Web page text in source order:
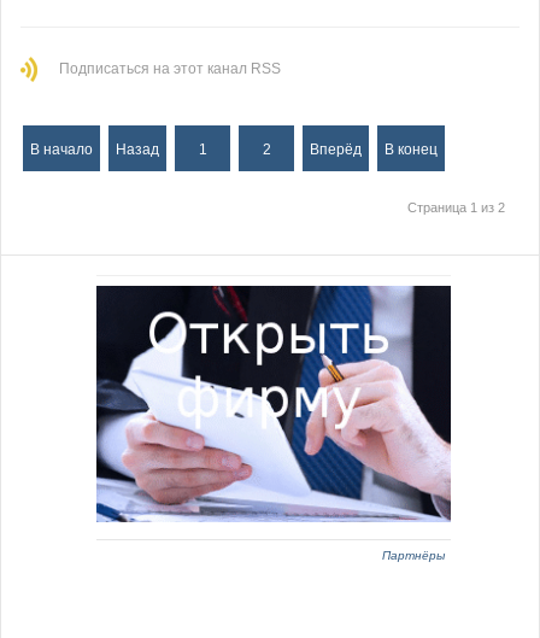
Подписаться на этот канал RSS
В начало Назад 1 2 Вперёд В конец
Страница 1 из 2
Партнёры